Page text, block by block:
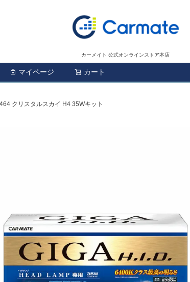
カーメイト 公式オンラインストア本店
マイページ カート
クリスタルスカイ H4 35Wキット